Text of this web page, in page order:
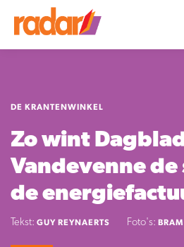
DE KRANTENWINKEL
Zo wint
Vandevenne
de
Tekst: GUY REYNAERTS Foto's: BRAM